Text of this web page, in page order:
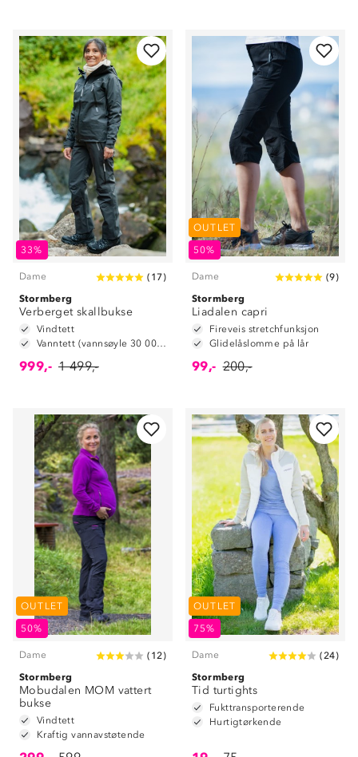
33%
Dame ( 17)
Stormberg
Verberget skallbukse
Vindtett
Vanntett (vannsøyle 30 000 mm)
999,- 1 499,-
OUTLET
50%
Dame (9)
Stormberg
Liadalen capri
Fireveis stretchfunksjon
Glidelåslomme på lår
99,- 200,-
OUTLET
50%
Dame ( 12)
Stormberg
Mobudalen MOM vattert
bukse
Vindtett
Kraftig vannavstøtende
OUTLET
75%
Dame (24)
Stormberg
Tid turtights
Fukttransporterende
Hurtigtørkende